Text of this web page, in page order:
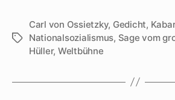
Schlagwörter
Carl von Ossietzky, Gedicht,
Nationalsozialismus, Sage vom
Hüller, Weltbühne